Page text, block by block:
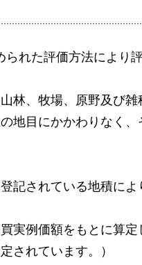
れた評価方法により評
林、牧場、原野及び雑
地目にかかわりなく
記されている地積によ
実例価額をもとに算
されています。）